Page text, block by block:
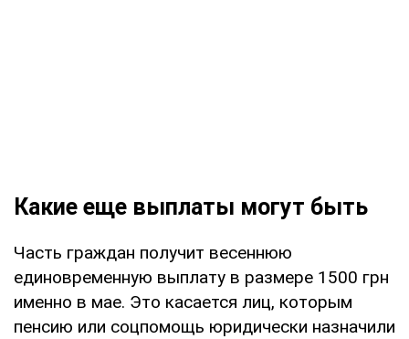
Какие еще выплаты могут быть
Часть граждан получит весеннюю
единовременную выплату в размере 1500 грн
именно в мае. Это касается лиц, которым
пенсию или соцпомощь юридически назначили